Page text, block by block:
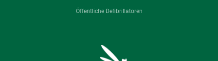
Öffentliche Defibrillatoren